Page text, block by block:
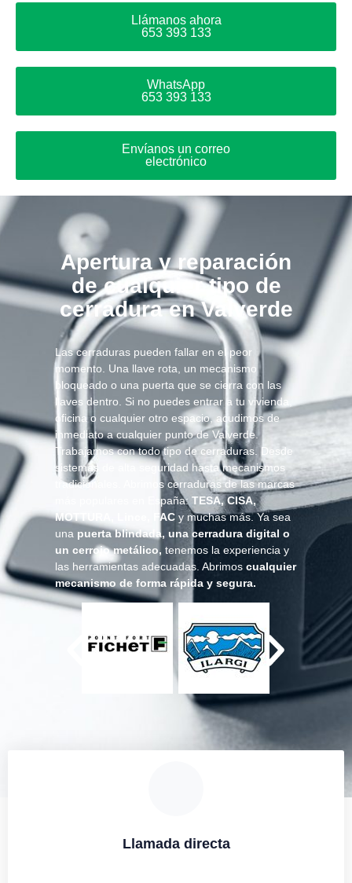
Llámanos ahora
653 393 133
WhatsApp
653 393 133
Envíanos un correo
electrónico
Apertura y reparación
de cualquier tipo de
cerradura en Valverde
Las cerraduras pueden fallar en el peor
momento. Una llave rota, un mecanismo
bloqueado o una puerta que se cierra con las
llaves dentro. Si no puedes entrar a tu vivienda,
oficina o cualquier otro espacio, acudimos de
inmediato a cualquier punto de Valverde.
Trabajamos con todo tipo de cerraduras. Desde
sistemas de alta seguridad hasta mecanismos
tradicionales. Abrimos cerraduras de las marcas
más populares en España: TESA, CISA,
MOTTURA, Lince, FAC y muchas más. Ya sea
una puerta blindada, una cerradura digital o
un cerrojo metálico, tenemos la experiencia y
las herramientas adecuadas. Abrimos cualquier
mecanismo de forma rápida y segura.
Llamada directa